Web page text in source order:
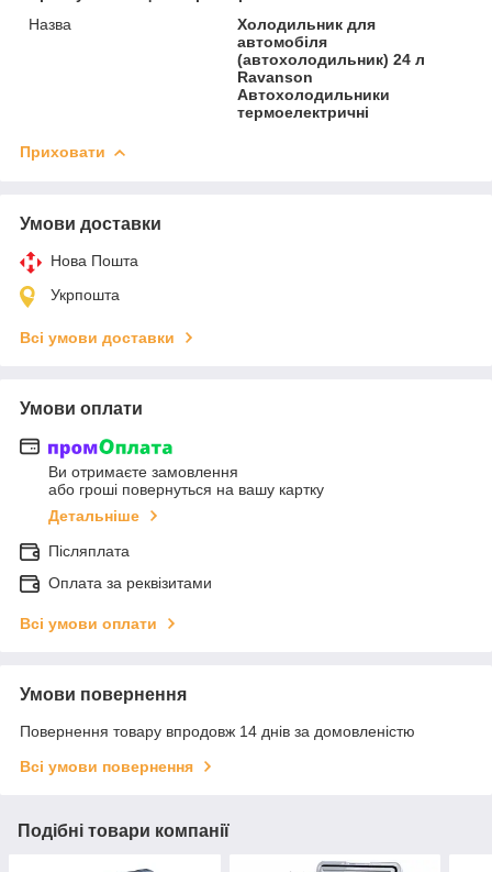
Назва
Холодильник для
автомобіля
(автохолодильник) 24 л
Ravanson
Автохолодильники
термоелектричні
Приховати
Умови доставки
Нова Пошта
Укрпошта
Всі умови доставки
Умови оплати
Ви отримаєте замовлення
або гроші повернуться на вашу картку
Детальніше
Післяплата
Оплата за реквізитами
Всі умови оплати
Умови повернення
Повернення товару впродовж 14 днів за домовленістю
Всі умови повернення
Подібні товари компанії